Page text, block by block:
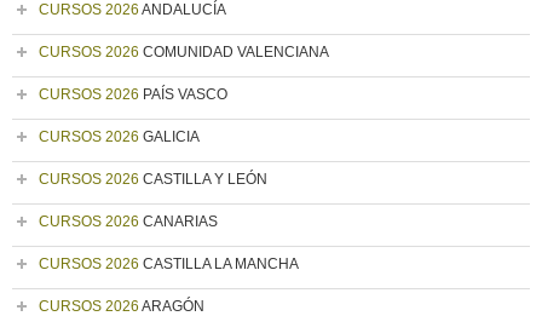
CURSOS 2026 ANDALUCÍA
CURSOS 2026 COMUNIDAD VALENCIANA
CURSOS 2026 PAÍS VASCO
CURSOS 2026 GALICIA
CURSOS 2026 CASTILLA Y LEÓN
CURSOS 2026 CANARIAS
CURSOS 2026 CASTILLA LA MANCHA
CURSOS 2026 ARAGÓN